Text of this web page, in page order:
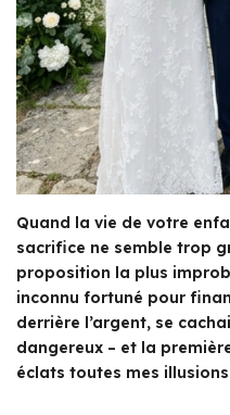
Quand la vie de votre
sacrifice ne semble trop
proposition la plus
inconnu fortuné pour
derrière l’argent, se
dangereux – et la
éclats toutes mes